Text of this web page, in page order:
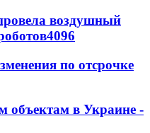
воздушный
4096
по отсрочке
объектам в Украине -